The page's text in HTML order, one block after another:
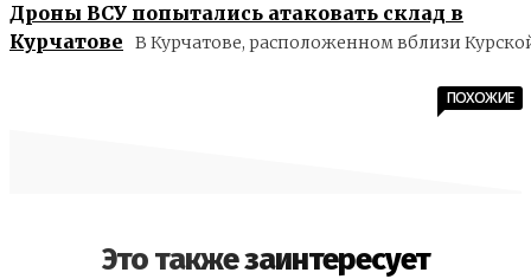
Дроны ВСУ попытались атаковать склад в
Курчатове
В Курчатове, расположенном вблизи
Это также заинтересует
ПОХОЖИЕ